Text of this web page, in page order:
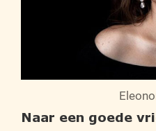
Naar een goede